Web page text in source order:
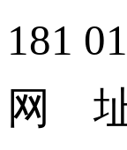
181
网 址